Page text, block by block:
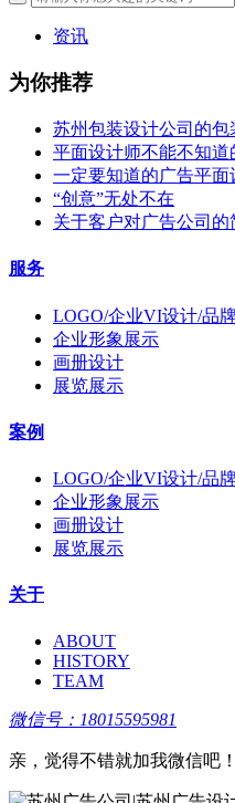
资讯
为你推荐
苏州包装设计公司的包
平面设计师不能不知
一定要知道的广告平
“创意”无处不在
关于客户对广告公司的
服务
LOGO/企业VI设计/品
企业形象展示
画册设计
展览展示
案例
LOGO/企业VI设计/品
企业形象展示
画册设计
展览展示
关于
ABOUT
HISTORY
TEAM
微信号：18015595981
亲，觉得不错就加我微信吧！